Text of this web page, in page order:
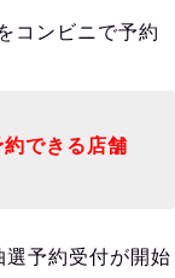
コンビニで予約
できる店舗
予約受付が開始